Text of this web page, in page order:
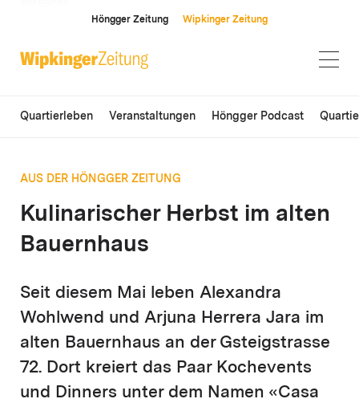
Höngger Zeitung Wipkinger Zeitung
Quartierleben Veranstaltungen Höngger Podcast
AUS DER HÖNGGER ZEITUNG
Kulinarischer Herbst im alten
Bauernhaus
Seit diesem Mai leben Alexandra
Wohlwend und Arjuna Herrera Jara im
alten Bauernhaus an der Gsteigstrasse
72. Dort kreiert das Paar Kochevents
und Dinners unter dem Namen «Casa